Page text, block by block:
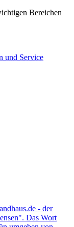
Bereichen
und Service